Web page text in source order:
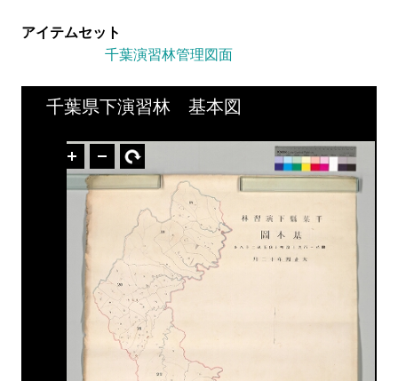
アイテムセット
千葉演習林管理図面
千葉県下演習林 基本図